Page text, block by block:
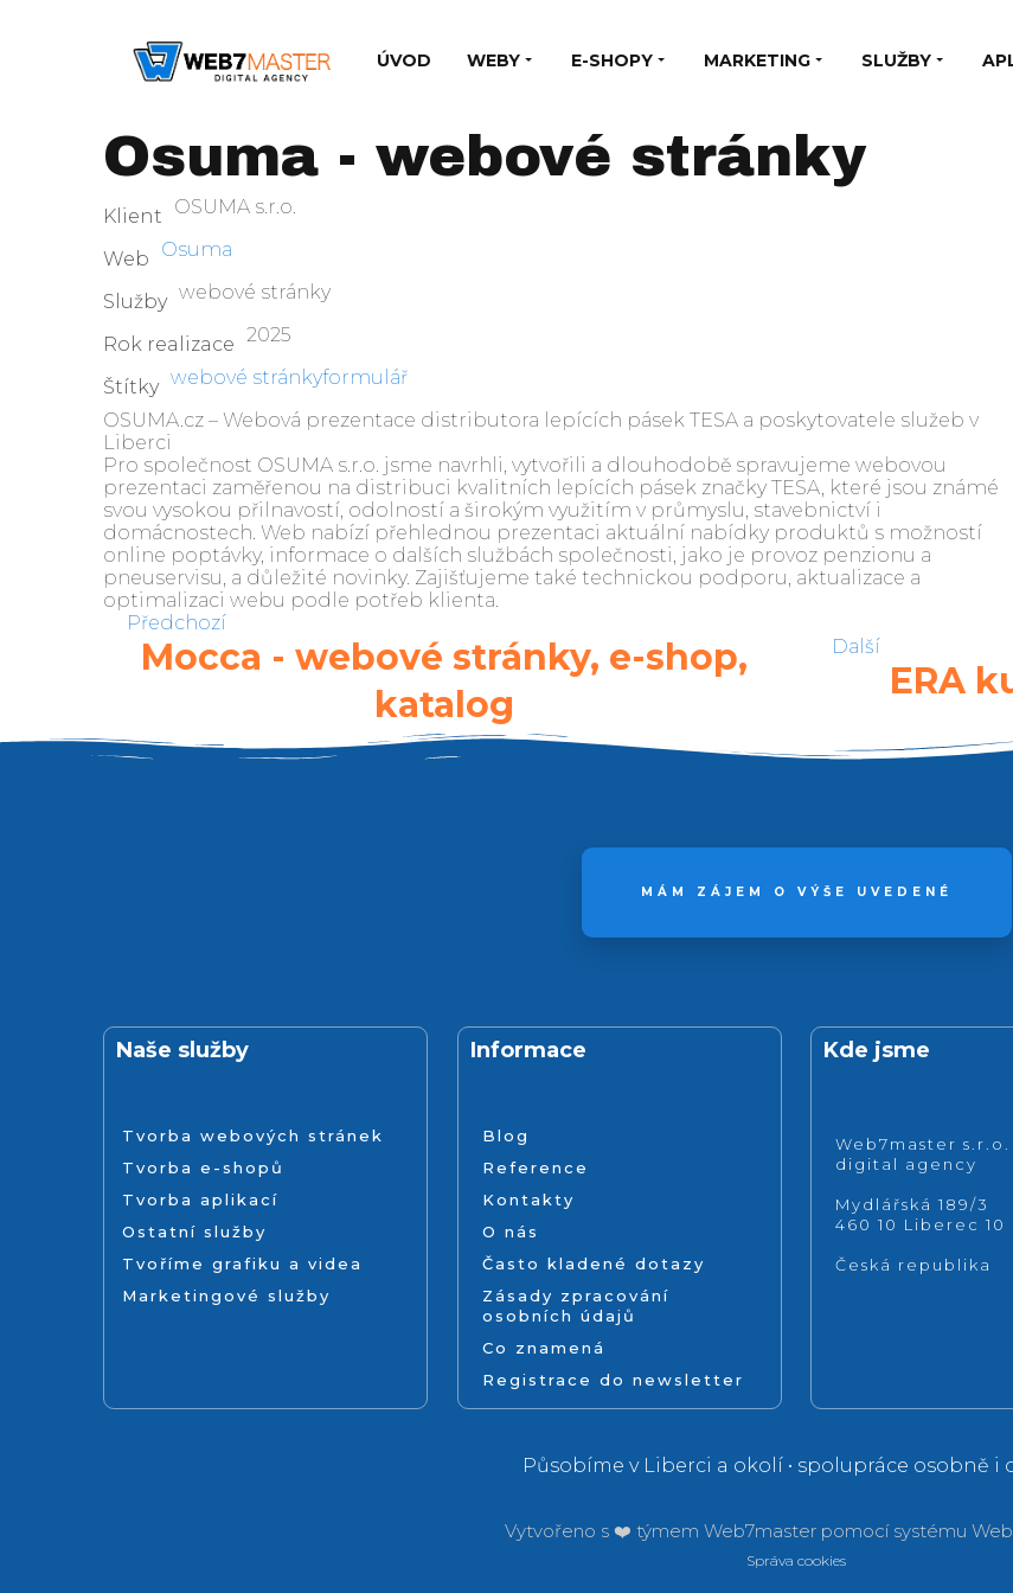
ÚVOD WEBY E-SHOPY MARKETING SLUŽBY
Osuma - webové stránky
Klient OSUMA s.r.o.
Web Osuma
Služby webové stránky
Rok realizace 2025
Štítky webové stránkyformulář
OSUMA.cz – Webová prezentace distributora lepících pásek TESA a poskytovatele služeb v
Liberci
Pro společnost OSUMA s.r.o. jsme navrhli, vytvořili a dlouhodobě spravujeme webovou
prezentaci zaměřenou na distribuci kvalitních lepících pásek značky TESA, které jsou známé
svou vysokou přilnavostí, odolností a širokým využitím v průmyslu, stavebnictví i
domácnostech. Web nabízí přehlednou prezentaci aktuální nabídky produktů s možností
online poptávky, informace o dalších službách společnosti, jako je provoz penzionu a
pneuservisu, a důležité novinky. Zajišťujeme také technickou podporu, aktualizace a
optimalizaci webu podle potřeb klienta.
Předchozí
Mocca - webové stránky, e-shop,
katalog
Další
ERA
MÁM ZÁJEM O VÝŠE UVEDENÉ
Naše služby
Tvorba webových stránek
Tvorba e-shopů
Tvorba aplikací
Ostatní služby
Tvoříme grafiku a videa
Marketingové služby
Informace
Blog
Reference
Kontakty
O nás
Často kladené dotazy
Zásady zpracování
osobních údajů
Co znamená
Registrace do newsletter
Kde jsme
Web7master s.r.o.
digital agency
Mydlářská 189/3
460 10 Liberec 10
Česká republika
Působíme v Liberci a okolí • spolupráce osobně i
Vytvořeno s ❤️ týmem Web7master pomocí systému
Správa cookies